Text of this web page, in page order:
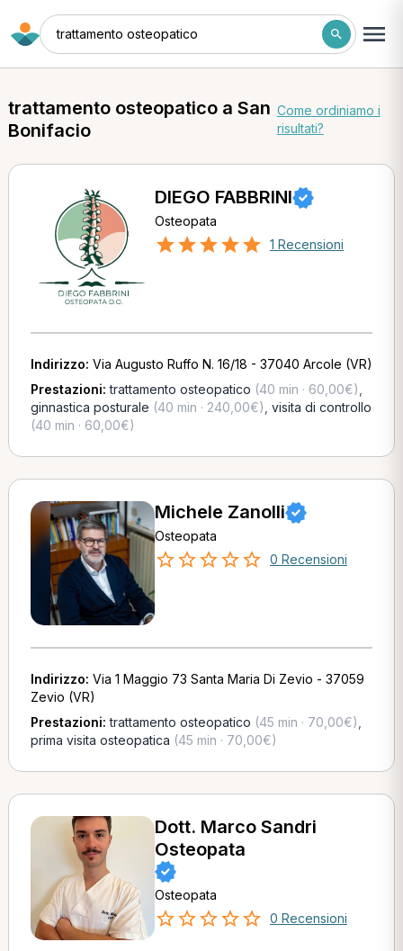
trattamento osteopatico
trattamento osteopatico a San
Bonifacio
Come ordiniamo i
risultati?
DIEGO FABBRINI
Osteopata
1 Recensioni
Indirizzo: Via Augusto Ruffo N. 16/18 - 37040 Arcole (VR)
Prestazioni:trattamento osteopatico (40 min · 60,00€)
ginnastica posturale (40 min · 240,00€) visita di controllo
(40 min · 60,00€)
Michele Zanolli
Osteopata
0 Recensioni
Indirizzo: Via 1 Maggio 73 Santa Maria Di Zevio - 37059
Zevio (VR)
Prestazioni:trattamento osteopatico (45 min · 70,00€)
prima visita osteopatica (45 min · 70,00€)
Dott. Marco Sandri
Osteopata
Osteopata
0 Recensioni